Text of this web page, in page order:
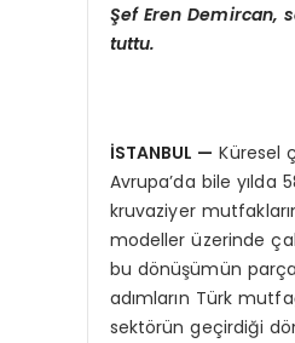
Şef Eren Demircan,
tuttu.
İSTANBUL — Küresel
Avrupa’da bile
kruvaziyer
modeller üzerinde
bu dönüşümün
adımların Türk
sektörün geçirdiği